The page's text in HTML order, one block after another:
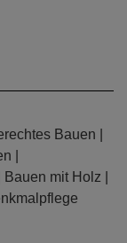
Bauen |
|
mit Holz |